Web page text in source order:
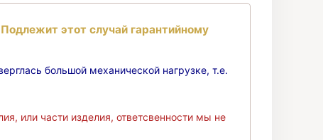
этот случай гарантийному
большой механической нагрузке, т.е.
или части изделия, ответсвенности мы не